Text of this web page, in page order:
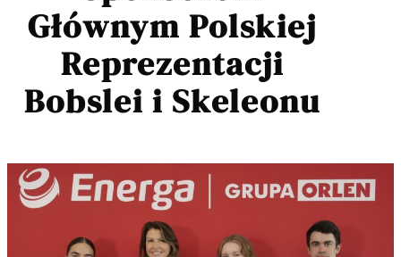
Głównym Polskiej
Reprezentacji
Bobslei i Skeleonu